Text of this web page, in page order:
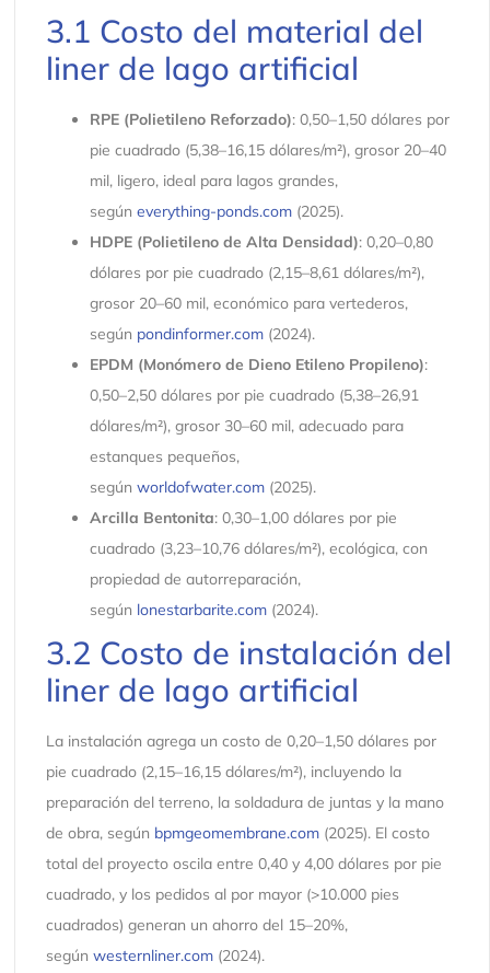
3.1 Costo del material del
liner de lago artificial
RPE (Polietileno Reforzado): 0,50–1,50 dólares por
pie cuadrado (5,38–16,15 dólares/m²), grosor 20–40
mil, ligero, ideal para lagos grandes,
según everything-ponds.com(2025).
HDPE (Polietileno de Alta Densidad): 0,20–0,80
dólares por pie cuadrado (2,15–8,61 dólares/m²),
grosor 20–60 mil, económico para vertederos,
según pondinformer.com(2024).
EPDM (Monómero de Dieno Etileno Propileno):
0,50–2,50 dólares por pie cuadrado (5,38–26,91
dólares/m²), grosor 30–60 mil, adecuado para
estanques pequeños,
según worldofwater.com(2025).
Arcilla Bentonita: 0,30–1,00 dólares por pie
cuadrado (3,23–10,76 dólares/m²), ecológica, con
propiedad de autorreparación,
según lonestarbarite.com(2024).
3.2 Costo de instalación del
liner de lago artificial
La instalación agrega un costo de 0,20–1,50 dólares por
pie cuadrado (2,15–16,15 dólares/m²), incluyendo la
preparación del terreno, la soldadura de juntas y la mano
de obra, según bpmgeomembrane.com(2025). El costo
total del proyecto oscila entre 0,40 y 4,00 dólares por pie
cuadrado, y los pedidos al por mayor (>10.000 pies
cuadrados) generan un ahorro del 15–20%,
según westernliner.com(2024).